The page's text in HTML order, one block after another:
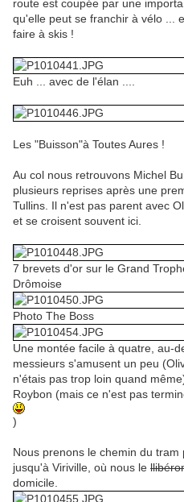
route est coupée par une
qu'elle peut se franchir à vélo ...
faire à skis !
Euh ... avec de l'élan ....
Les "Buisson"à Toutes Aures !
Au col nous retrouvons Michel
plusieurs reprises après une
Tullins. Il n'est pas parent avec
et se croisent souvent ici.
7 brevets d'or sur le Grand
Drômoise
Photo The Boss
Une montée facile à quatre, au-
messieurs s'amusent un peu
n'étais pas trop loin quand
Roybon (mais ce n'est pas
)
Nous prenons le chemin du
jusqu'à Viriville, où nous le
domicile.